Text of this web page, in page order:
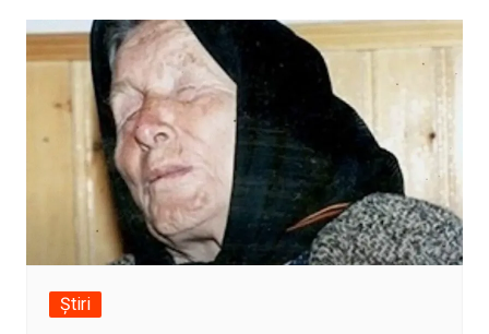
Știri